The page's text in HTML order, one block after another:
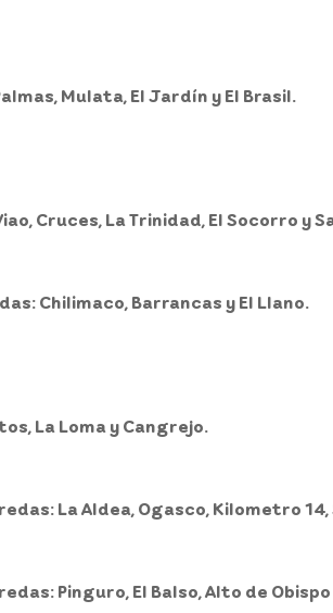
Mulata, El Jardín y El Brasil.
Cruces, La Trinidad, El Socorro y
Chilimaco, Barrancas y El Llano.
La Loma y Cangrejo.
La Aldea, Ogasco, Kilometro 14,
Pinguro, El Balso, Alto de